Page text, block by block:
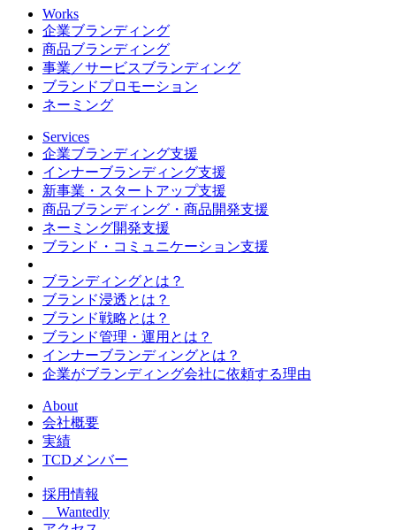
Works
企業ブランディング
商品ブランディング
事業／サービスブランディング
ブランドプロモーション
ネーミング
Services
企業ブランディング支援
インナーブランディング支援
新事業・スタートアップ支援
商品ブランディング・商品開発支援
ネーミング開発支援
ブランド・コミュニケーション支援
ブランディングとは？
ブランド浸透とは？
ブランド戦略とは？
ブランド管理・運用とは？
インナーブランディングとは？
企業がブランディング会社に依頼する理由
About
会社概要
実績
TCDメンバー
採用情報
Wantedly